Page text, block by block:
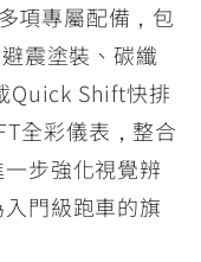
項專屬配備，包
震塗裝、碳纖
Quick Shift快排
全彩儀表，整合
步強化視覺辨
門級跑車的旗